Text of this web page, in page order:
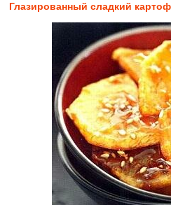
Глазированный сладкий